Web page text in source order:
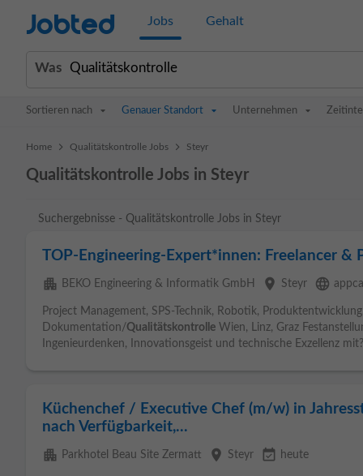
Jobted Jobs Gehalt
Was
Sortieren nach Genauer Standort Unternehmen
Home > Qualitätskontrolle Jobs > Steyr
Qualitätskontrolle Jobs in Steyr
Suchergebnisse - Qualitätskontrolle Jobs in Steyr
TOP-Engineering-Expert*innen: Freelancer &
apartment BEKO Engineering & Informatik GmbH place Steyr language
Project Management, SPS-Technik, Robotik,
Dokumentation/Qualitätskontrolle Wien, Linz, Graz
Ingenieurdenken, Innovationsgeist und technische Exzellenz
Küchenchef / Executive Chef (m/w) in
nach Verfügbarkeit,...
apartment Parkhotel Beau Site Zermatt place Steyr event_available heute